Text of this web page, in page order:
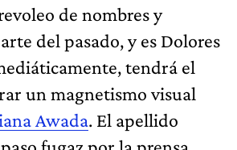
de nombres y
del pasado, y es Dolores
tendrá el
un magnetismo visual
Awada. El apellido